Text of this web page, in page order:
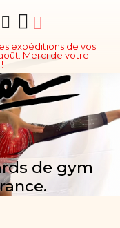
expéditions de vos
Merci de votre
de gym